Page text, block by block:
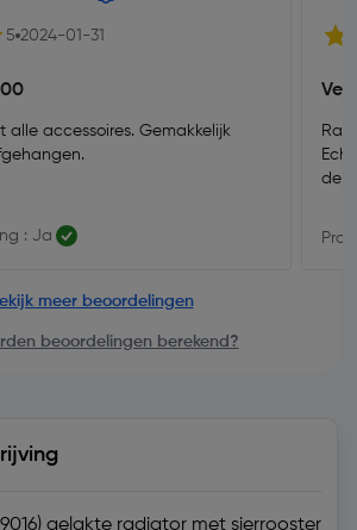
5 2024-01-31
alle accessoires. Gemakkelijk
: Ja
de
meer beoordelingen
beoordelingen berekend?
9016) gelakte radiator met sierrooster